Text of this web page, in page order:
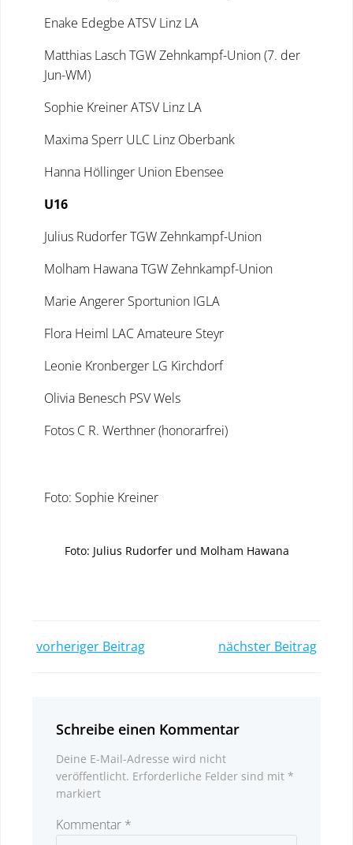
Enake Edegbe ATSV Linz LA
Matthias Lasch TGW Zehnkampf-Union (7. der
Jun-WM)
Sophie Kreiner ATSV Linz LA
Maxima Sperr ULC Linz Oberbank
Hanna Höllinger Union Ebensee
U16
Julius Rudorfer TGW Zehnkampf-Union
Molham Hawana TGW Zehnkampf-Union
Marie Angerer Sportunion IGLA
Flora Heiml LAC Amateure Steyr
Leonie Kronberger LG Kirchdorf
Olivia Benesch PSV Wels
Fotos C R. Werthner (honorarfrei)
Foto: Sophie Kreiner
Foto: Julius Rudorfer und Molham Hawana
Post
vorheriger Beitrag
Post
nächster Beitrag
Schreibe einen Kommentar
Deine E-Mail-Adresse wird nicht
veröffentlicht. Erforderliche Felder sind mit *
markiert
Kommentar *